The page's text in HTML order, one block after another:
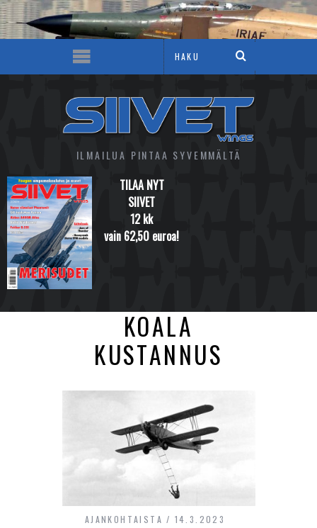
ILMAILUA PINTAA SYVEMMÄLTÄ
TILAA NYT
SIIVET
12 kk
vain 62,50 euroa!
KOALA
KUSTANNUS
AJANKOHTAISTA 14.3.2023